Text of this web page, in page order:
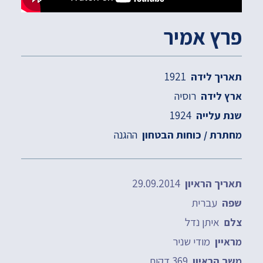
פרץ אמיר
תאריך לידה
ארץ לידה רוסיה
שנת עלייה 1924
מחתרת / כוחות הבטחון ההגנה
תאריך הראיון 29.09.2014
שפה עברית
צלם איתן נדל
מראיין מודי שניר